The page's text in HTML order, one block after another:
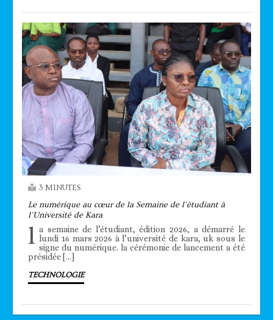
3 MINUTES
Le numérique au cœur de la Semaine de l’étudiant à
l’Université de Kara
l a semaine de l’étudiant, édition 2026, a démarré le
lundi 16 mars 2026 à l’université de kara, uk sous le
signe du numérique. la cérémonie de lancement a été
présidée […]
TECHNOLOGIE